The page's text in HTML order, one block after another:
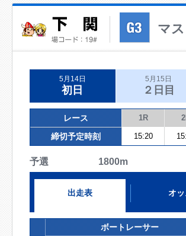
マ
5月14日
初日
5月15日
２日目
レース 1R
締切予定時刻 15:20
予選 1800m
出走表 オ
ボートレーサー